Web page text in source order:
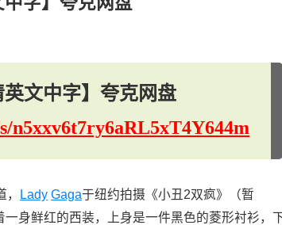
英文中字】夸克网盘
n5xxv6t7ry6aRL5xT4Y644m
Lady Gaga于纽约拍摄《小丑2双疯》（暂
身鲜红的西装，上身是一件黑色的菱形衬衫，